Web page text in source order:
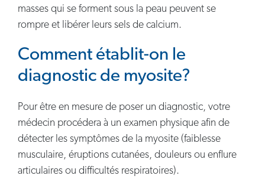
masses qui se forment sous la peau peuvent se
rompre et libérer leurs sels de calcium.
Comment établit-on le
diagnostic de myosite?
Pour être en mesure de poser un diagnostic, votre
médecin procédera à un examen physique afin de
détecter les symptômes de la myosite (faiblesse
musculaire, éruptions cutanées, douleurs ou enflure
articulaires ou difficultés respiratoires).